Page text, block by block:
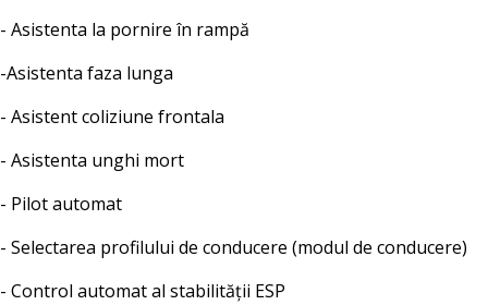
- Asistenta la pornire în rampă
-Asistenta faza lunga
- Asistent coliziune frontala
- Asistenta unghi mort
- Pilot automat
- Selectarea profilului de conducere (modul de conducere)
- Control automat al stabilității ESP